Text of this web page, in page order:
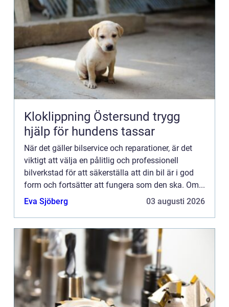
Kloklippning Östersund trygg
hjälp för hundens tassar
När det gäller bilservice och reparationer, är det
viktigt att välja en pålitlig och professionell
bilverkstad för att säkerställa att din bil är i god
form och fortsätter att fungera som den ska. Om...
Eva Sjöberg
03 augusti 2026